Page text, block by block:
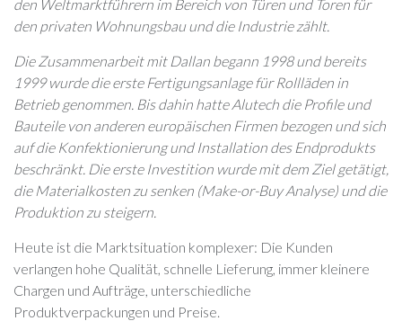
den Weltmarktführern im Bereich von Türen und Toren für
den privaten Wohnungsbau und die Industrie zählt.
Die Zusammenarbeit mit Dallan begann 1998 und bereits
1999 wurde die erste Fertigungsanlage für Rollläden in
Betrieb genommen. Bis dahin hatte Alutech die Profile und
Bauteile von anderen europäischen Firmen bezogen und sich
auf die Konfektionierung und Installation des Endprodukts
beschränkt. Die erste Investition wurde mit dem Ziel getätigt,
die Materialkosten zu senken (Make-or-Buy Analyse) und die
Produktion zu steigern.
Heute ist die Marktsituation komplexer: Die Kunden
verlangen hohe Qualität, schnelle Lieferung, immer kleinere
Chargen und Aufträge, unterschiedliche
Produktverpackungen und Preise.